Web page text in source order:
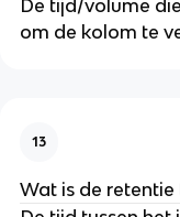
De tijd/volume
om de kolom te
13
Wat is de retentie